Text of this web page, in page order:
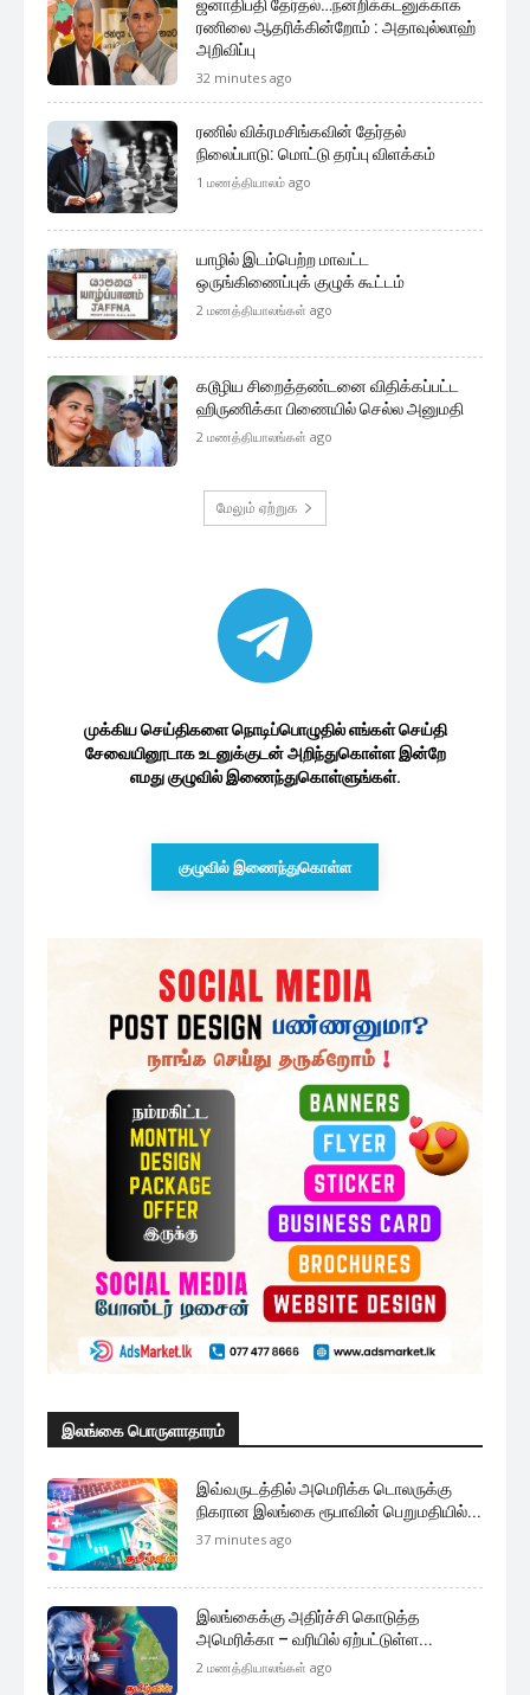
ஜனாதிபதி தேர்தல்…நன்றிக்கடனுக்காக
ரணிலை ஆதரிக்கின்றோம் : அதாவுல்லாஹ்
அறிவிப்பு
32 minutes ago
ரணில் விக்ரமசிங்கவின் தேர்தல்
நிலைப்பாடு: மொட்டு தரப்பு விளக்கம்
1 மணத்தியாலம் ago
யாழில் இடம்பெற்ற மாவட்ட
ஒருங்கிணைப்புக் குழுக் கூட்டம்
2 மணத்தியாலங்கள் ago
கடூழிய சிறைத்தண்டனை விதிக்கப்பட்ட
ஹிருணிக்கா பிணையில் செல்ல அனுமதி
2 மணத்தியாலங்கள் ago
மேலும் ஏற்றுக
முக்கிய செய்திகளை நொடிப்பொழுதில் எங்கள் செய்தி
சேவையினூடாக உடனுக்குடன் அறிந்துகொள்ள இன்றே
எமது குழுவில் இணைந்துகொள்ளுங்கள்.
குழுவில் இணைந்துகொள்ள
இலங்கை பொருளாதாரம்
இவ்வருடத்தில் அமெரிக்க டொலருக்கு
நிகரான இலங்கை ரூபாவின் பெறுமதியில்...
37 minutes ago
இலங்கைக்கு அதிர்ச்சி கொடுத்த
அமெரிக்கா – வரியில் ஏற்பட்டுள்ள...
2 மணத்தியாலங்கள் ago